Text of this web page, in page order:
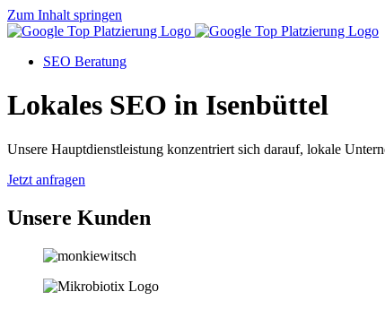
Zum Inhalt springen
SEO Beratung
Lokales SEO in Isenbüttel
Unsere Hauptdienstleistung konzentriert sich darauf, lokale
Jetzt anfragen
Unsere Kunden